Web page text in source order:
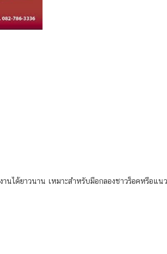
ได้ยาวนาน เหมาะสำหรับมือกลองชาวร็อคหรือแน